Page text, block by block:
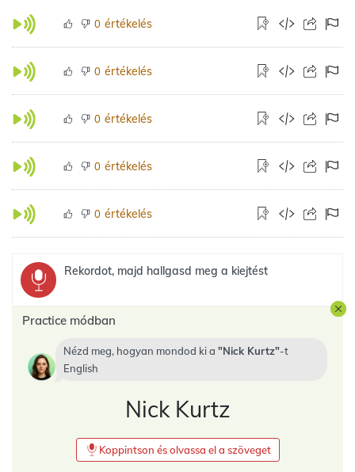
0 értékelés
0 értékelés
0 értékelés
0 értékelés
0 értékelés
Rekordot, majd hallgasd meg a kiejtést
Practice módban
Nézd meg, hogyan mondod ki a Nick Kurtz -t
English
Nick Kurtz
Koppintson és olvassa el a szöveget